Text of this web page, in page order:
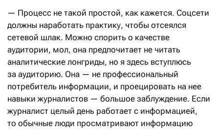
— Процесс не такой простой, как кажется. Соцсети
должны наработать практику, чтобы отсеялся
сетевой шлак. Можно спорить о качестве
аудитории, мол, она предпочитает не читать
аналитические лонгриды, но я здесь вступлюсь
за аудиторию. Она — не профессиональный
потребитель информации, и проецировать на нее
навыки журналистов — большое заблуждение. Если
журналист целый день работает с информацией,
то обычные люди просматривают информацию